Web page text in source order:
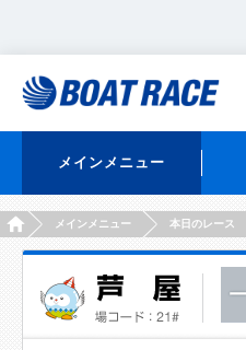
メインメニュー
HOMEメインメニュー 本日のレース